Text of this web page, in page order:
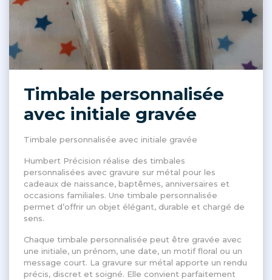
Timbale personnalisée
avec initiale gravée
Timbale personnalisée avec initiale gravée
Humbert Précision réalise des timbales
personnalisées avec gravure sur métal pour les
cadeaux de naissance, baptêmes, anniversaires et
occasions familiales. Une timbale personnalisée
permet d’offrir un objet élégant, durable et chargé de
sens.
Chaque timbale personnalisée peut être gravée avec
une initiale, un prénom, une date, un motif floral ou un
message court. La gravure sur métal apporte un rendu
précis, discret et soigné. Elle convient parfaitement